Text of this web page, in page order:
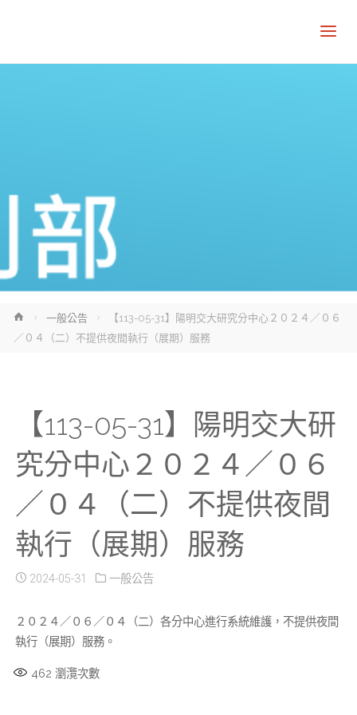
Home一般公告
【113-05-31】陽明交大研究分中心２０２４／０６
／０４（二）不提供夜間執行（展期）服務
【113-05-31】陽明交大研
究分中心２０２４／０６
／０４（二）不提供夜間
執行（展期）服務
2024-05-31 一般公告
２０２４／０６／０４（二）各分中心進行系統維護，不提供夜間
執行（展期）服務。
462 瀏灠次數